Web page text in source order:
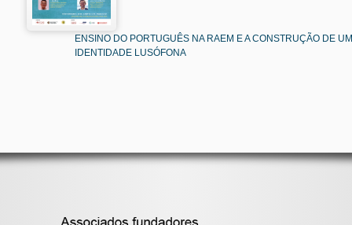
ENSINO DO PORTUGUÊS NA RAEM E A CONSTRUÇÃO DE
IDENTIDADE LUSÓFONA